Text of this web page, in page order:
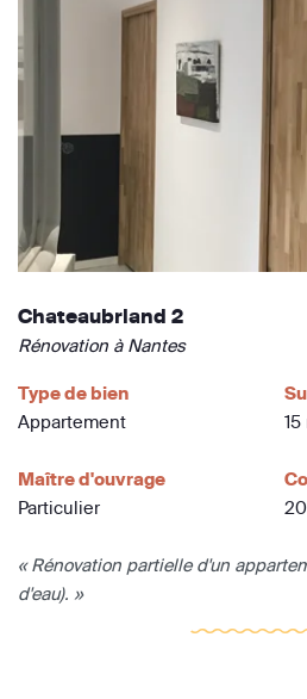
Chateaubriand 2
Rénovation à Nantes
Type de bien
Appartement
15
Maître d'ouvrage
Particulier
« Rénovation partielle d'un
d'eau). »